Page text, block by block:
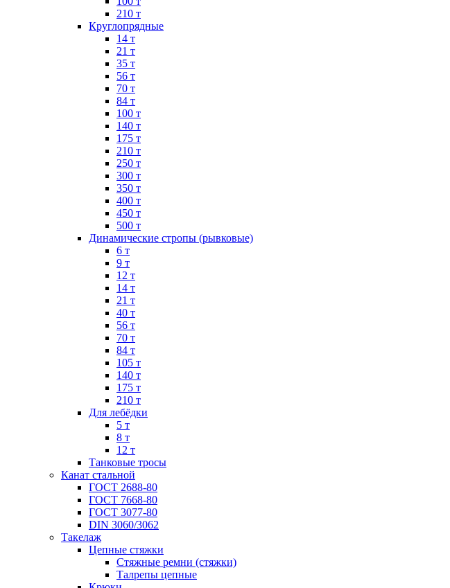
210 т
Круглопрядные
14 т
21 т
35 т
56 т
70 т
84 т
100 т
140 т
175 т
210 т
250 т
300 т
350 т
400 т
450 т
500 т
Динамические стропы (рывковые)
6 т
9 т
12 т
14 т
21 т
40 т
56 т
70 т
84 т
105 т
140 т
175 т
210 т
Для лебёдки
5 т
8 т
12 т
Танковые тросы
Канат стальной
ГОСТ 2688-80
ГОСТ 7668-80
ГОСТ 3077-80
DIN 3060/3062
Такелаж
Цепные стяжки
Стяжные ремни (стяжки)
Талрепы цепные